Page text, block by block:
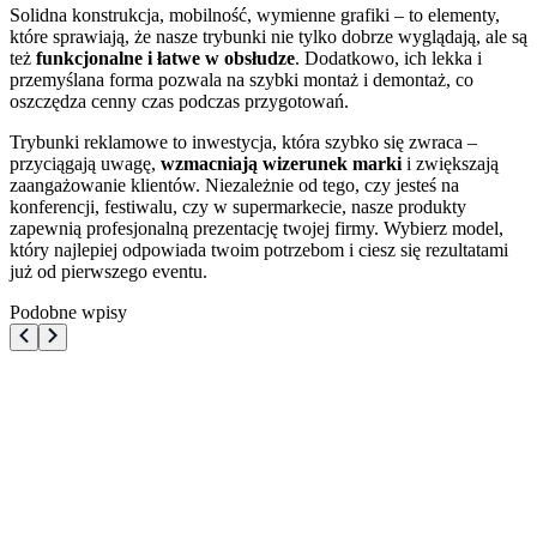
Solidna konstrukcja, mobilność, wymienne grafiki – to elementy,
które sprawiają, że nasze trybunki nie tylko dobrze wyglądają, ale są
też funkcjonalne i łatwe w obsłudze. Dodatkowo, ich lekka i
przemyślana forma pozwala na szybki montaż i demontaż, co
oszczędza cenny czas podczas przygotowań.
Trybunki reklamowe to inwestycja, która szybko się zwraca –
przyciągają uwagę, wzmacniają wizerunek marki i zwiększają
zaangażowanie klientów. Niezależnie od tego, czy jesteś na
konferencji, festiwalu, czy w supermarkecie, nasze produkty
zapewnią profesjonalną prezentację twojej firmy. Wybierz model,
który najlepiej odpowiada twoim potrzebom i ciesz się rezultatami
już od pierwszego eventu.
Podobne wpisy